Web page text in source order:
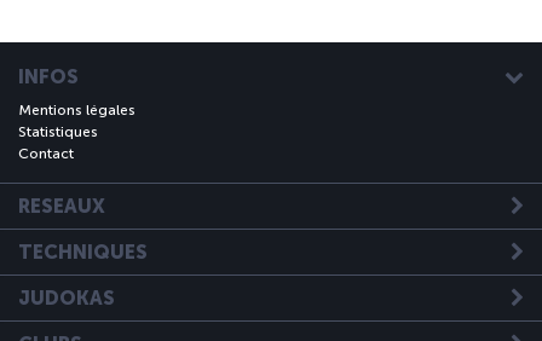
INFOS
Mentions légales
Statistiques
Contact
RESEAUX
TECHNIQUES
JUDOKAS